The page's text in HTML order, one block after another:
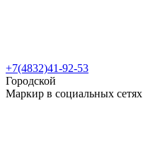
+7(4832)41-92-53
Городской
Маркир в социальных сетях